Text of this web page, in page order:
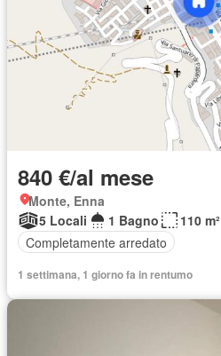
840 €/al mese
Monte, Enna
5 Locali
1 Bagno
110 m²
Completamente arredato
1 settimana, 1 giorno fa in rentumo